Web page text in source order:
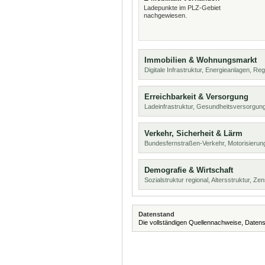
Ladepunkte im PLZ-Gebiet
nachgewiesen.
Immobilien & Wohnungsmarkt
Digitale Infrastruktur, Energieanlagen,
Erreichbarkeit & Versorgung
Ladeinfrastruktur,
Verkehr, Sicherheit & Lärm
Bundesfernstraßen-Verkehr,
Demografie & Wirtschaft
Sozialstruktur regional, Altersstruktur,
Datenstand
Die vollständigen Quellennachweise,